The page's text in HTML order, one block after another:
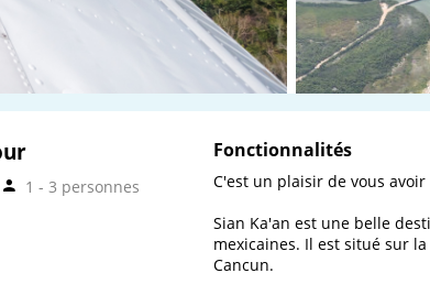
1 - 3 personnes
Fonctionnalités
C'est un plaisir de vous avoir
Sian Ka'an est une belle
mexicaines. Il est situé sur
Cancun.